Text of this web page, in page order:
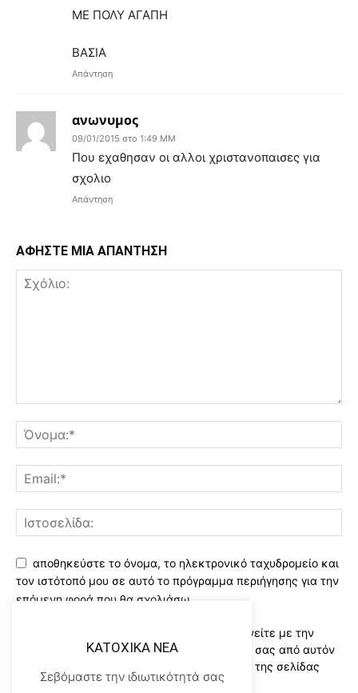
ΜΕ ΠΟΛΥ ΑΓΑΠΗ
ΒΑΣΙΑ
Απάντηση
ανωνυμος
09/01/2015 στο 1:49 ΜΜ
Που εχαθησαν οι αλλοι χριστανοπαισες για
σχολιο
Απάντηση
ΑΦΗΣΤΕ ΜΙΑ ΑΠΑΝΤΗΣΗ
αποθηκεύστε το όνομα, το ηλεκτρονικό ταχυδρομείο και
τον ιστότοπό μου σε αυτό το πρόγραμμα περιήγησης για την
επόμενη φορά που θα σχολιάσω.
Χρησιμοποιώντας αυτό το έντυπο συμφωνείτε με την
αποθήκευση και χειρισμό των δεδομένων σας από αυτόν
τον ιστότοπο..Διαβάστε του ορους χρήσης της σελίδας
μας*
KATOXIKA NEA
Σεβόμαστε την ιδιωτικότητά σας